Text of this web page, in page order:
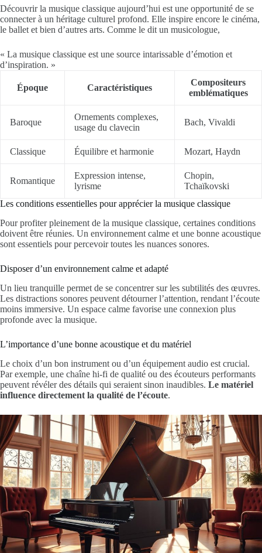
Découvrir la musique classique aujourd’hui est une opportunité de se
connecter à un héritage culturel profond. Elle inspire encore le cinéma,
le ballet et bien d’autres arts. Comme le dit un musicologue,
« La musique classique est une source intarissable d’émotion et
d’inspiration. »
Époque Caractéristiques
Compositeurs
emblématiques
Baroque
Ornements complexes,
usage du clavecin
Bach, Vivaldi
Classique Équilibre et harmonie Mozart, Haydn
Romantique
Expression intense,
lyrisme
Chopin,
Tchaïkovski
Les conditions essentielles pour apprécier la musique classique
Pour profiter pleinement de la musique classique, certaines conditions
doivent être réunies. Un environnement calme et une bonne acoustique
sont essentiels pour percevoir toutes les nuances sonores.
Disposer d’un environnement calme et adapté
Un lieu tranquille permet de se concentrer sur les subtilités des œuvres.
Les distractions sonores peuvent détourner l’attention, rendant l’écoute
moins immersive. Un espace calme favorise une connexion plus
profonde avec la musique.
L’importance d’une bonne acoustique et du matériel
Le choix d’un bon instrument ou d’un équipement audio est crucial.
Par exemple, une chaîne hi-fi de qualité ou des écouteurs performants
peuvent révéler des détails qui seraient sinon inaudibles. Le matériel
influence directement la qualité de l’écoute.